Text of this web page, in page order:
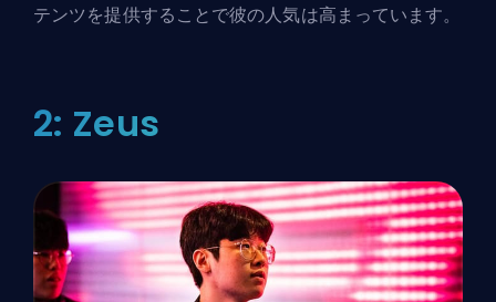
テンツを提供することで彼の人気は高まっています。
2: Zeus